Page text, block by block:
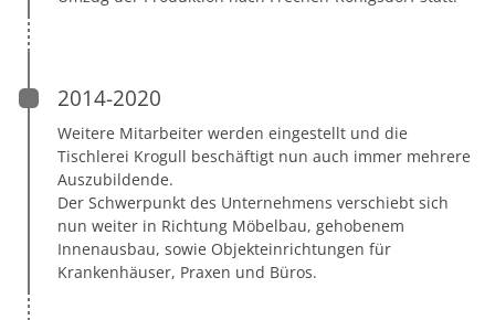
2014-2020
Weitere Mitarbeiter werden eingestellt und die
Tischlerei Krogull beschäftigt nun auch immer mehrere
Auszubildende.
Der Schwerpunkt des Unternehmens verschiebt sich
nun weiter in Richtung Möbelbau, gehobenem
Innenausbau, sowie Objekteinrichtungen für
Krankenhäuser, Praxen und Büros.